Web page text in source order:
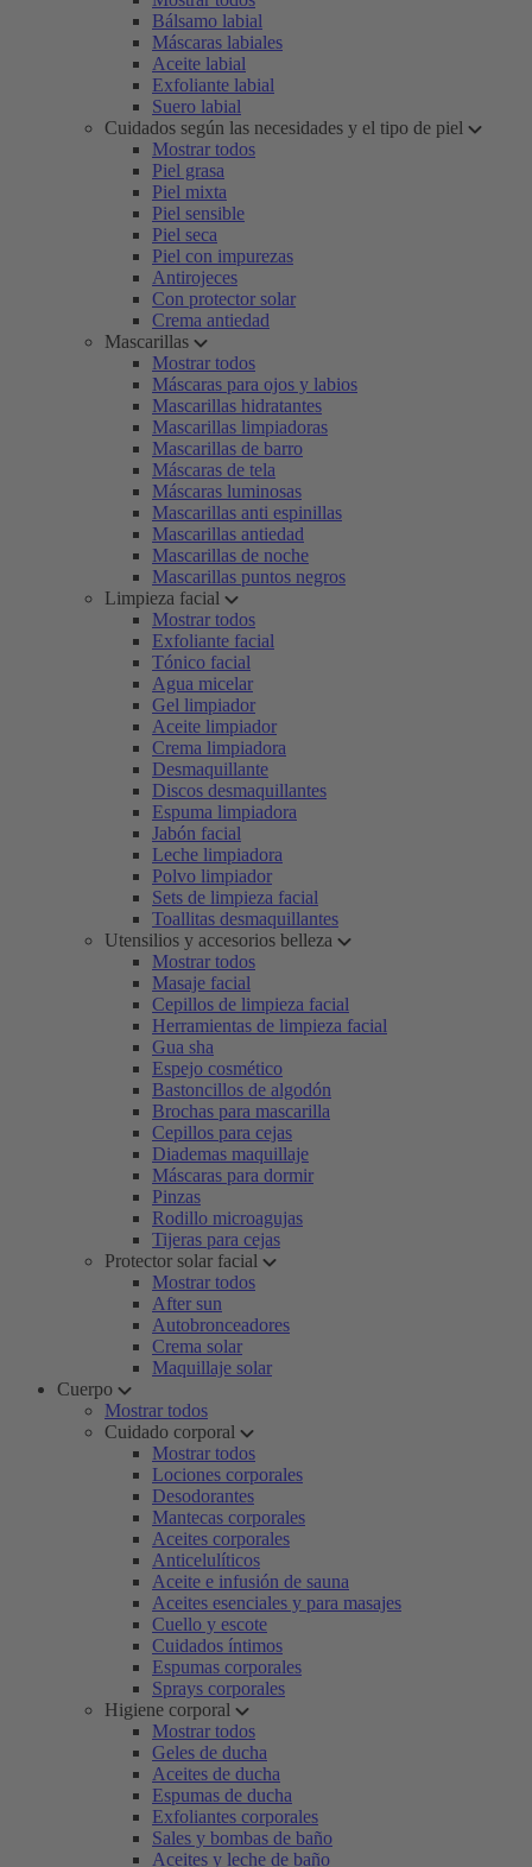
Bálsamo labial
Máscaras labiales
Aceite labial
Exfoliante labial
Suero labial
Cuidados según las necesidades y el tipo de piel
Mostrar todos
Piel grasa
Piel mixta
Piel sensible
Piel seca
Piel con impurezas
Antirojeces
Con protector solar
Crema antiedad
Mascarillas
Mostrar todos
Máscaras para ojos y labios
Mascarillas hidratantes
Mascarillas limpiadoras
Mascarillas de barro
Máscaras de tela
Máscaras luminosas
Mascarillas anti espinillas
Mascarillas antiedad
Mascarillas de noche
Mascarillas puntos negros
Limpieza facial
Mostrar todos
Exfoliante facial
Tónico facial
Agua micelar
Gel limpiador
Aceite limpiador
Crema limpiadora
Desmaquillante
Discos desmaquillantes
Espuma limpiadora
Jabón facial
Leche limpiadora
Polvo limpiador
Sets de limpieza facial
Toallitas desmaquillantes
Utensilios y accesorios belleza
Mostrar todos
Masaje facial
Cepillos de limpieza facial
Herramientas de limpieza facial
Gua sha
Espejo cosmético
Bastoncillos de algodón
Brochas para mascarilla
Cepillos para cejas
Diademas maquillaje
Máscaras para dormir
Pinzas
Rodillo microagujas
Tijeras para cejas
Protector solar facial
Mostrar todos
After sun
Autobronceadores
Crema solar
Maquillaje solar
Cuerpo
Mostrar todos
Cuidado corporal
Mostrar todos
Lociones corporales
Desodorantes
Mantecas corporales
Aceites corporales
Anticelulíticos
Aceite e infusión de sauna
Aceites esenciales y para masajes
Cuello y escote
Cuidados íntimos
Espumas corporales
Sprays corporales
Higiene corporal
Mostrar todos
Geles de ducha
Aceites de ducha
Espumas de ducha
Exfoliantes corporales
Sales y bombas de baño
Aceites y leche de baño